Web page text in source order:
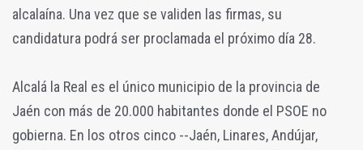
alcalaína. Una vez que se validen las firmas, su
candidatura podrá ser proclamada el próximo día 28.
Alcalá la Real es el único municipio de la provincia de
Jaén con más de 20.000 habitantes donde el PSOE no
gobierna. En los otros cinco --Jaén, Linares, Andújar,